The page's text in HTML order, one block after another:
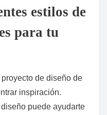
estilos de
para tu
de diseño de
inspiración.
puede ayudarte